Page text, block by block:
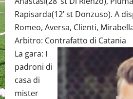
Rapisarda(12’ st Donzuso). A
Romeo, Aversa, Clienti,
Arbitro: Contrafatto di Catania
La gara: I
padroni di
casa di
mister